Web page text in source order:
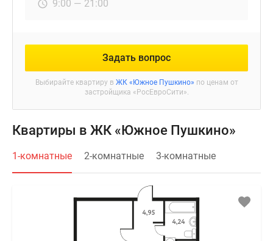
9:00 — 21:00
Задать вопрос
Выбирайте квартиру в ЖК «Южное Пушкино» по ценам от
застройщика «РосЕвроСити».
Квартиры в ЖК «Южное Пушкино»
1-комнатные 2-комнатные 3-комнатные